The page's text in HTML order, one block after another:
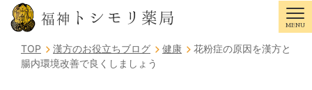
福神 トシモリ薬局 MENU
TOP
漢方のお役立ちブログ 健康
花粉症の原因を漢方と
腸内環境改善で良くしましょう